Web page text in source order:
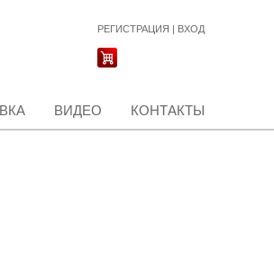
РЕГИСТРАЦИЯ | ВХОД
ВИДЕО КОНТАКТЫ